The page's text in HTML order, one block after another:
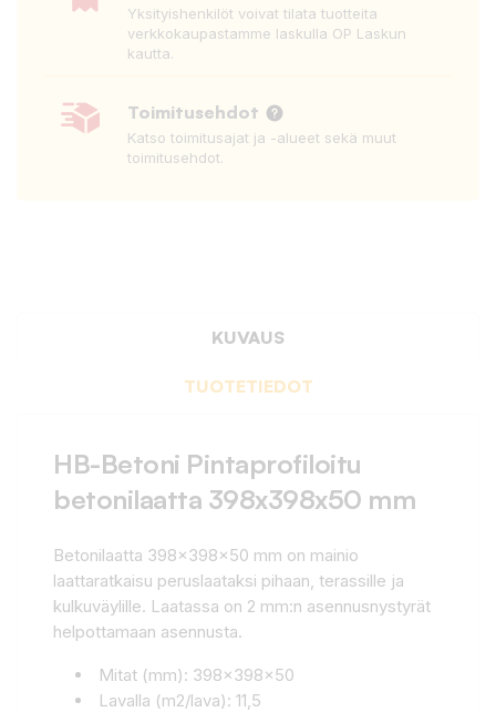
Yksityishenkilöt voivat tilata tuotteita
verkkokaupastamme laskulla OP Laskun
kautta.
Toimitusehdot
Katso toimitusajat ja -alueet sekä muut
toimitusehdot.
KUVAUS
TUOTETIEDOT
HB-Betoni Pintaprofiloitu
betonilaatta 398x398x50 mm
Betonilaatta 398x398x50 mm on mainio
laattaratkaisu peruslaataksi pihaan, terassille ja
kulkuväylille. Laatassa on 2 mm:n asennusnystyrät
helpottamaan asennusta.
Mitat (mm): 398x398x50
Lavalla (m2/lava): 11,5